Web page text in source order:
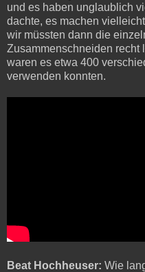
und es haben unglaublich
dachte, es machen
wir müssten dann die
Zusammenschneiden recht
waren es etwa 400
verwenden konnten.
Beat Hochheuser: Wie